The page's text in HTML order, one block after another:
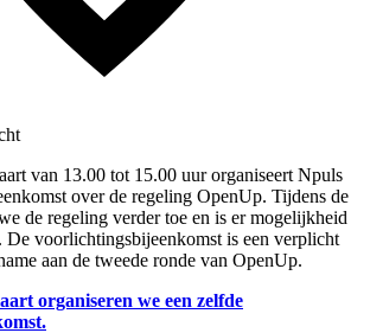
van 13.00 tot 15.00 uur organiseert Npuls
over de regeling OpenUp. Tijdens de
de regeling verder toe en is er mogelijkheid
De voorlichtingsbijeenkomst is een verplicht
aan de tweede ronde van OpenUp.
organiseren we een zelfde